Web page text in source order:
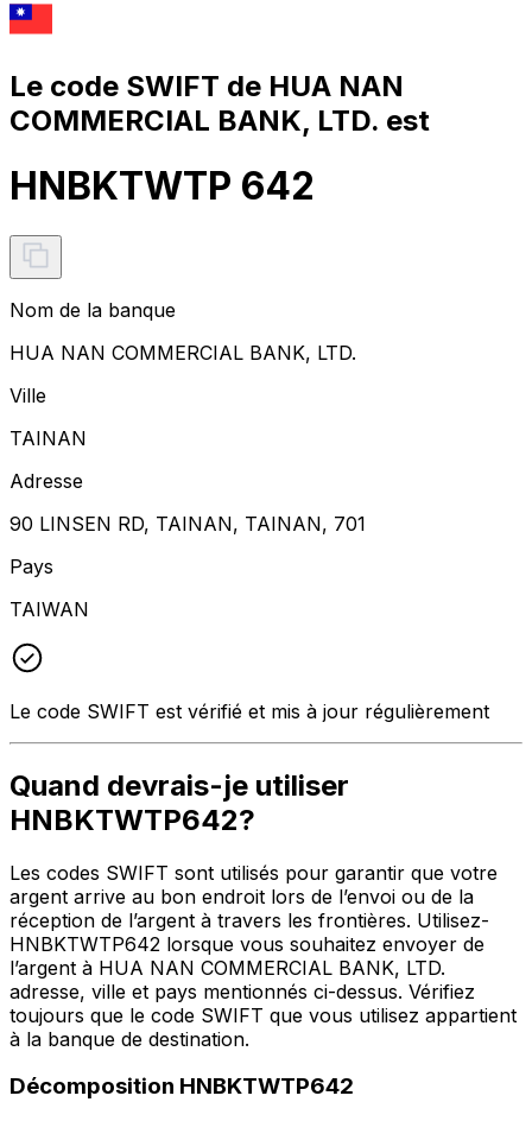
Le code SWIFT de HUA NAN
COMMERCIAL BANK, LTD. est
HNBKTWTP 642
Nom de la banque
HUA NAN COMMERCIAL BANK, LTD.
Ville
TAINAN
Adresse
90 LINSEN RD, TAINAN, TAINAN, 701
Pays
TAIWAN
Le code SWIFT est vérifié et mis à jour régulièrement
Quand devrais-je utiliser
HNBKTWTP642?
Les codes SWIFT sont utilisés pour garantir que votre
argent arrive au bon endroit lors de l’envoi ou de la
réception de l’argent à travers les frontières. Utilisez-
HNBKTWTP642 lorsque vous souhaitez envoyer de
l’argent à HUA NAN COMMERCIAL BANK, LTD.
adresse, ville et pays mentionnés ci-dessus. Vérifiez
toujours que le code SWIFT que vous utilisez appartient
à la banque de destination.
Décomposition HNBKTWTP642